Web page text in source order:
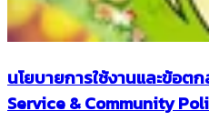
นโยบายการใช้งานและข้อต
Service & Community